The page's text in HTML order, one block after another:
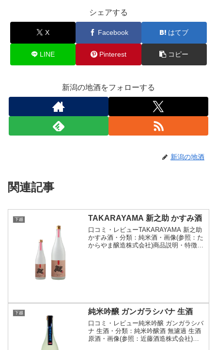
シェアする
X Facebook はてブ
LINE Pinterest コピー
新潟の地酒をフォローする
新潟の地酒
関連記事
下越 TAKARAYAMA 新之助 かすみ酒
口コミ・レビューTAKARAYAMA 新之助
かすみ酒・分類：純米酒・画像(参照：た
からやま醸造株式会社)商品説明・特徴な
下越 純米吟醸 ガンガラシバナ 生酒
口コミ・レビュー純米吟醸 ガンガラシバ
ナ 生酒・分類：純米吟醸酒 無濾過 生酒
原酒・画像(参照：近藤酒造株式会社)商